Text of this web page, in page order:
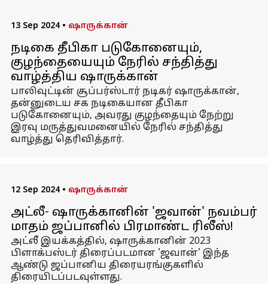
13 Sep 2024 • ஷாருக்கான்
நடிகை தீபிகா படுகோனையும்,
குழந்தையையும் நேரில் சந்தித்து
வாழ்த்திய ஷாருக்கான்
பாலிவுட்டின் சூப்பர்ஸ்டார் நடிகர் ஷாருக்கான்,
தன்னுடைய சக நடிகையான தீபிகா
படுகோனையும், அவரது குழந்தையும் நேற்று
இரவு மருத்துவமனையில் நேரில் சந்தித்து
வாழ்த்து தெரிவித்தார்.
12 Sep 2024 • ஷாருக்கான்
அட்லீ- ஷாருக்கானின் 'ஜவான்' நவம்பர்
மாதம் ஜப்பானில் பிரமாண்ட ரிலீஸ்!
அட்லீ இயக்கத்தில், ஷாருக்கானின் 2023
பிளாக்பஸ்டர் திரைப்படமான 'ஜவான்' இந்த
ஆண்டு ஜப்பானிய திரையரங்குகளில்
திரையிடப்படவுள்ளது.